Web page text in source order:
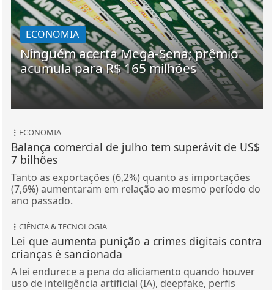
ECONOMIA
Ninguém acerta Mega-Sena; prêmio
acumula para R$ 165 milhões
ECONOMIA
Balança comercial de julho tem superávit de US$
7 bilhões
Tanto as exportações (6,2%) quanto as importações
(7,6%) aumentaram em relação ao mesmo período do
ano passado.
CIÊNCIA & TECNOLOGIA
Lei que aumenta punição a crimes digitais contra
crianças é sancionada
A lei endurece a pena do aliciamento quando houver
uso de inteligência artificial (IA), deepfake, perfis